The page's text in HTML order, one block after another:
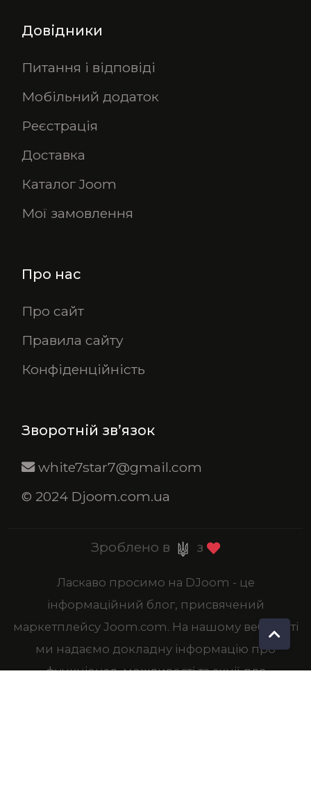
Довідники
Питання і відповіді
Мобільний додаток
Реєстрація
Доставка
Каталог Joom
Мої замовлення
Про нас
Про сайт
Правила сайту
Конфіденційність
Зворотній зв’язок
white7star7@gmail.com
© 2024 Djoom.com.ua
Зроблено в з
Ласкаво просимо на DJoom - це
інформаційний блог, присвячений
маркетплейсу Joom.com. На нашому веб-сайті
ми надаємо докладну інформацію про
функціонал, можливості та акції для